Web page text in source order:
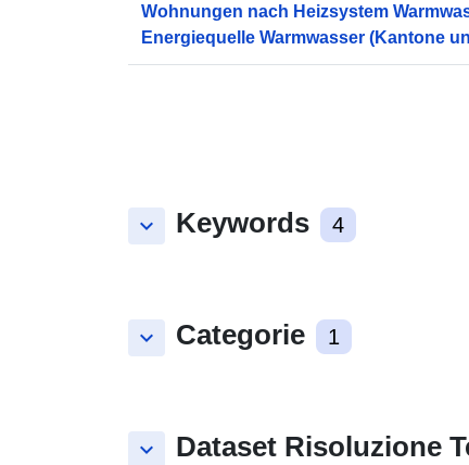
Wohnungen nach Heizsystem
Energiequelle Warmwasser (Kantone
keyboard_arrow_down Keywords 4
keyboard_arrow_down Categorie 1
keyboard_arrow_down Dataset Risoluzione